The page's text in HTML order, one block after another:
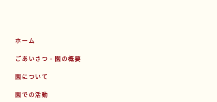
ホーム
ごあいさつ・園の概要
園について
園での活動